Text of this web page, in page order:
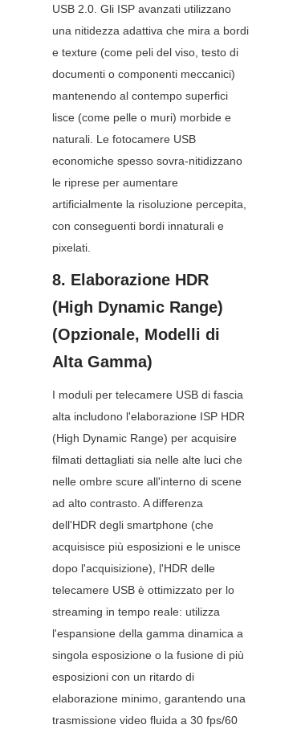
USB 2.0. Gli ISP avanzati utilizzano
una nitidezza adattiva che mira a bordi
e texture (come peli del viso, testo di
documenti o componenti meccanici)
mantenendo al contempo superfici
lisce (come pelle o muri) morbide e
naturali. Le fotocamere USB
economiche spesso sovra-nitidizzano
le riprese per aumentare
artificialmente la risoluzione percepita,
con conseguenti bordi innaturali e
pixelati.
8. Elaborazione HDR
(High Dynamic Range)
(Opzionale, Modelli di
Alta Gamma)
I moduli per telecamere USB di fascia
alta includono l'elaborazione ISP HDR
(High Dynamic Range) per acquisire
filmati dettagliati sia nelle alte luci che
nelle ombre scure all'interno di scene
ad alto contrasto. A differenza
dell'HDR degli smartphone (che
acquisisce più esposizioni e le unisce
dopo l'acquisizione), l'HDR delle
telecamere USB è ottimizzato per lo
streaming in tempo reale: utilizza
l'espansione della gamma dinamica a
singola esposizione o la fusione di più
esposizioni con un ritardo di
elaborazione minimo, garantendo una
trasmissione video fluida a 30 fps/60